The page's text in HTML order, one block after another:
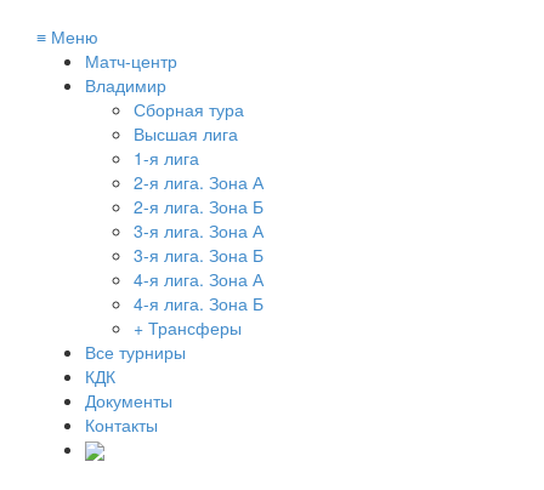
≡ Меню
Матч-центр
Владимир
Сборная тура
Высшая лига
1-я лига
2-я лига. Зона А
2-я лига. Зона Б
3-я лига. Зона А
3-я лига. Зона Б
4-я лига. Зона А
4-я лига. Зона Б
+ Трансферы
Все турниры
КДК
Документы
Контакты